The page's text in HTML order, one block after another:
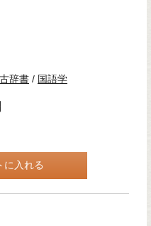
古辞書 / 国語学